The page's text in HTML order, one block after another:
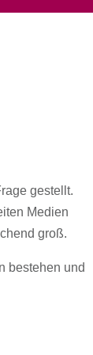
gestellt.
Medien
groß.
bestehen und